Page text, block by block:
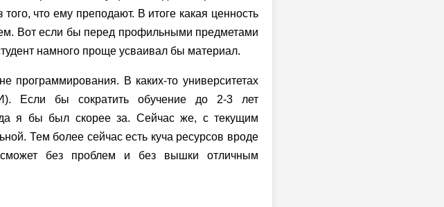
что ему преподают. В итоге какая ценность
Вот если бы перед профильными предметами
намного проще усваивал бы материал.
В каких-то университетах
Если бы сократить обучение до 2-3 лет
я бы был скорее за. Сейчас же, с текущим
Тем более сейчас есть куча ресурсов вроде
без проблем и без вышки отличным